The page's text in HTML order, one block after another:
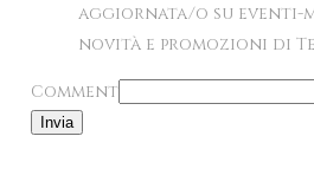
aggiornata/o su eventi-
novità e promozioni di
Comment
Invia